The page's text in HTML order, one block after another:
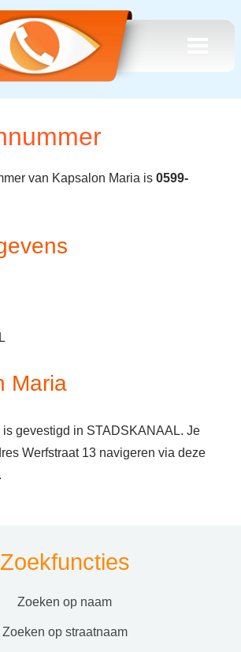
van Kapsalon Maria is 0599-
Maria
is gevestigd in STADSKANAAL. Je
Werfstraat 13 navigeren via deze
Zoekfuncties
zoeken op naam
zoeken op straatnaam